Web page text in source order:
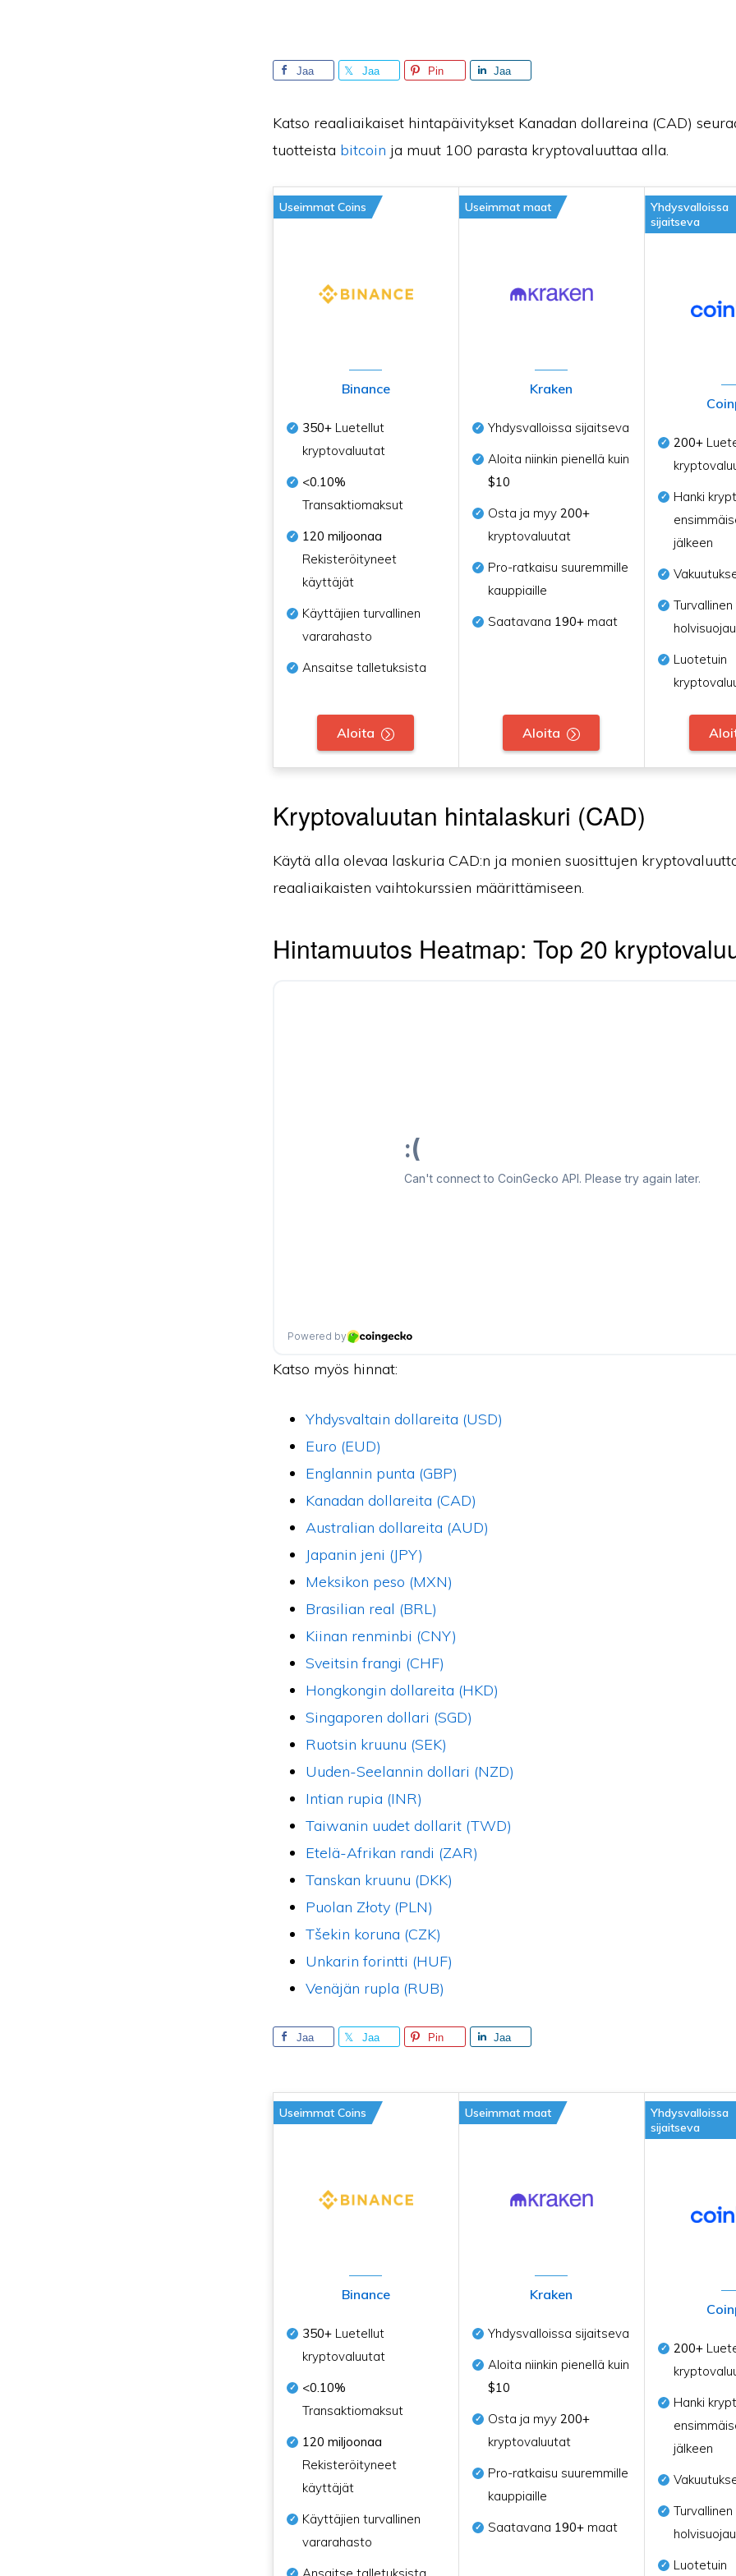
Jaa Jaa Pin Jaa
Katso reaaliaikaiset hintapäivitykset Kanadan dollareina (CAD)
tuotteista bitcoin ja muut 100 parasta kryptovaluuttaa alla.
Useimmat Coins
Binance
350+ Luetellut
kryptovaluutat
<0.10%
Transaktiomaksut
120 miljoonaa
Rekisteröityneet
käyttäjät
Käyttäjien turvallinen
vararahasto
Ansaitse talletuksista
Aloita
Useimmat maat
Kraken
Yhdysvalloissa sijaitseva
Aloita niinkin pienellä kuin
$10
Osta ja myy 200+
kryptovaluutat
Pro-ratkaisu suuremmille
kauppiaille
Saatavana 190+maat
Aloita
Yhdysvalloissa
sijaitseva
200+
Hanki
jälkeen
Luotetuin
Kryptovaluutan hintalaskuri (CAD)
Käytä alla olevaa laskuria CAD:n ja monien suosittujen
reaaliaikaisten vaihtokurssien määrittämiseen.
Hintamuutos Heatmap: Top 20
Katso myös hinnat:
Yhdysvaltain dollareita (USD)
Euro (EUD)
Englannin punta (GBP)
Kanadan dollareita (CAD)
Australian dollareita (AUD)
Japanin jeni (JPY)
Meksikon peso (MXN)
Brasilian real (BRL)
Kiinan renminbi (CNY)
Sveitsin frangi (CHF)
Hongkongin dollareita (HKD)
Singaporen dollari (SGD)
Ruotsin kruunu (SEK)
Uuden-Seelannin dollari (NZD)
Intian rupia (INR)
Taiwanin uudet dollarit (TWD)
Etelä-Afrikan randi (ZAR)
Tanskan kruunu (DKK)
Puolan Złoty (PLN)
Tšekin koruna (CZK)
Unkarin forintti (HUF)
Venäjän rupla (RUB)
Jaa Jaa Pin Jaa
Useimmat Coins
Binance
350+ Luetellut
kryptovaluutat
<0.10%
Transaktiomaksut
120 miljoonaa
Rekisteröityneet
käyttäjät
Käyttäjien turvallinen
vararahasto
Useimmat maat
Kraken
Yhdysvalloissa sijaitseva
Aloita niinkin pienellä kuin
$10
Osta ja myy 200+
kryptovaluutat
Pro-ratkaisu suuremmille
kauppiaille
Saatavana 190+maat
Yhdysvalloissa
sijaitseva
200+
Hanki
jälkeen
Luotetuin